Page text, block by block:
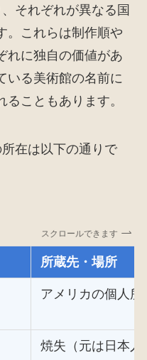
それぞれが異なる国
。これらは制作順や
れに独自の価値があ
いる美術館の名前に
こともあります。
在は以下の通りで
スクロールできます
所蔵先・場所
アメリカの個人所
焼失（元は日本人